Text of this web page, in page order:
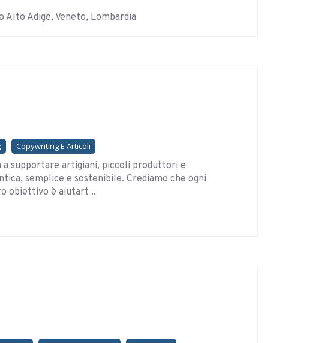
Alto Adige, Veneto, Lombardia
Copywriting E Articoli
a supportare artigiani, piccoli produttori e
semplice e sostenibile. Crediamo che ogni
obiettivo è aiutart ..